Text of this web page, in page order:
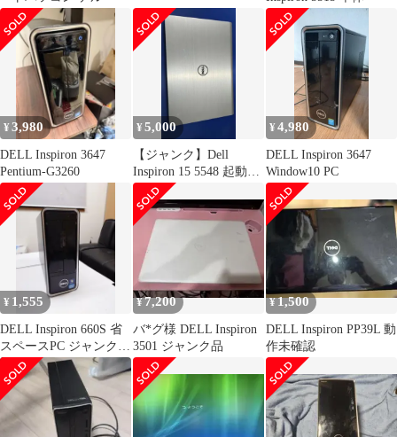
¥3,980
DELL Inspiron 3647
Pentium-G3260
¥5,000
【ジャンク】Dell
Inspiron 15 5548 起動不
可 電源アダプタ付
¥4,980
DELL Inspiron 3647
Window10 PC
¥ 1,555
DELL Inspiron 660S 省
スペースPC ジャンク品
送料無料
¥7,200
バ*グ様 DELL Inspiron
3501 ジャンク品
¥1,500
DELL Inspiron PP39L 動
作未確認